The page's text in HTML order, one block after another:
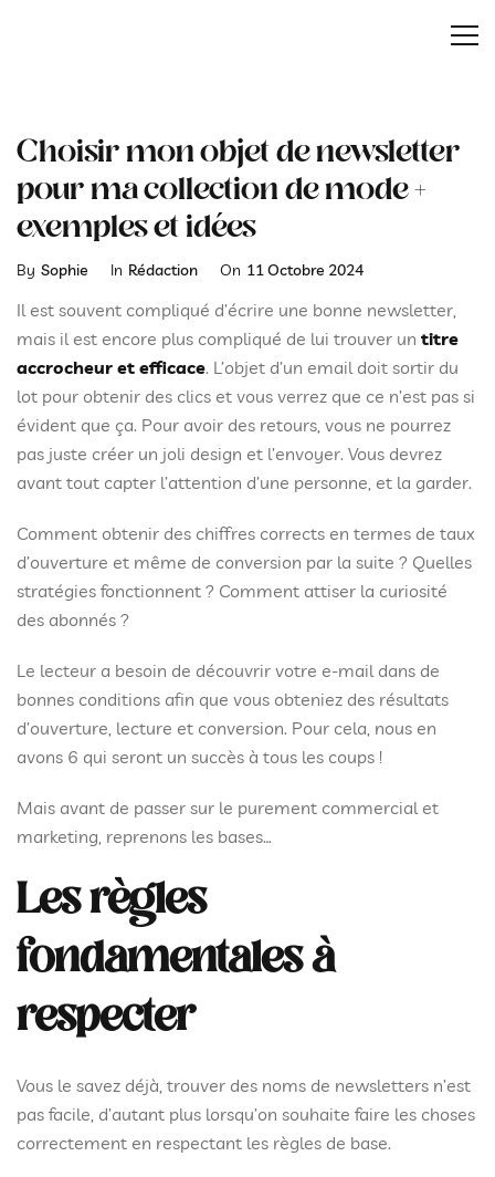
Choisir mon objet de newsletter
pour ma collection de mode +
exemples et idées
By Sophie Categories
In Rédaction
Posted
On 11 Octobre 2024
Il est souvent compliqué d’écrire une bonne newsletter,
mais il est encore plus compliqué de lui trouver un titre
accrocheur et efficace. L’objet d’un email doit sortir du
lot pour obtenir des clics et vous verrez que ce n’est pas si
évident que ça. Pour avoir des retours, vous ne pourrez
pas juste créer un joli design et l’envoyer. Vous devrez
avant tout capter l’attention d’une personne, et la garder.
Comment obtenir des chiffres corrects en termes de taux
d’ouverture et même de conversion par la suite ? Quelles
stratégies fonctionnent ? Comment attiser la curiosité
des abonnés ?
Le lecteur a besoin de découvrir votre e-mail dans de
bonnes conditions afin que vous obteniez des résultats
d’ouverture, lecture et conversion. Pour cela, nous en
avons 6 qui seront un succès à tous les coups !
Mais avant de passer sur le purement commercial et
marketing, reprenons les bases…
Les règles
fondamentales à
respecter
Vous le savez déjà, trouver des noms de newsletters n’est
pas facile, d’autant plus lorsqu’on souhaite faire les choses
correctement en respectant les règles de base.